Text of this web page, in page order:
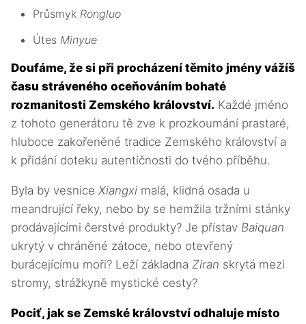
Průsmyk Rongluo
Útes Minyue
Doufáme, že si při procházení těmito jmény vážíš
času stráveného oceňováním bohaté
rozmanitosti Zemského království. Každé jméno
z tohoto generátoru tě zve k prozkoumání prastaré,
hluboce zakořeněné tradice Zemského království a
k přidání doteku autentičnosti do tvého příběhu.
Byla by vesnice Xiangxi malá, klidná osada u
meandrující řeky, nebo by se hemžila tržními stánky
prodávajícími čerstvé produkty? Je přístav Baiquan
ukrytý v chráněné zátoce, nebo otevřený
burácejícímu moři? Leží základna Ziran skrytá mezi
stromy, strážkyně mystické cesty?
Pociť, jak se Zemské království odhaluje místo